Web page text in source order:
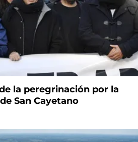
la peregrinación por la
San Cayetano